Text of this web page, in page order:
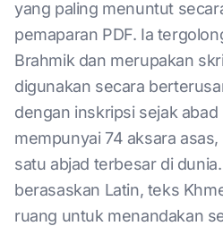
yang paling menuntut
pemaparan PDF. Ia
Brahmik dan merupakan
digunakan secara
dengan inskripsi sejak abad
mempunyai 74 aksara
satu abjad terbesar di
berasaskan Latin, teks
ruang untuk menandakan